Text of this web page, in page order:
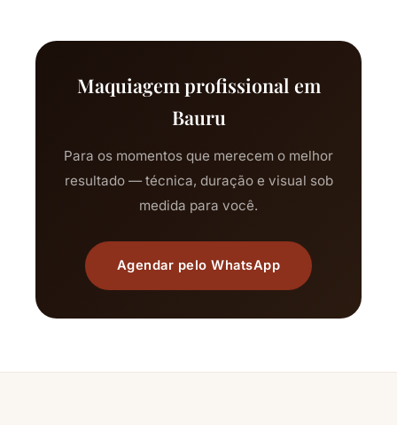
Maquiagem profissional em
Bauru
Para os momentos que merecem o melhor
resultado — técnica, duração e visual sob
medida para você.
Agendar pelo WhatsApp